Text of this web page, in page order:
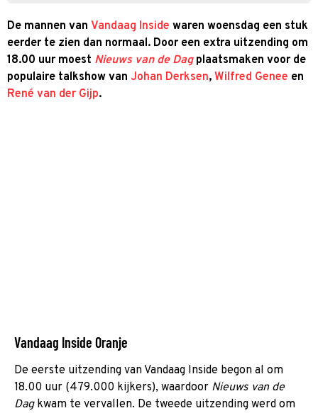
De mannen van Vandaag Inside waren woensdag een stuk
eerder te zien dan normaal. Door een extra uitzending om
18.00 uur moest Nieuws van de Dag plaatsmaken voor de
populaire talkshow van Johan Derksen, Wilfred Genee en
René van der Gijp.
Vandaag Inside Oranje
De eerste uitzending van Vandaag Inside begon al om
18.00 uur (479.000 kijkers), waardoor Nieuws van de
Dagkwam te vervallen. De tweede uitzending werd om